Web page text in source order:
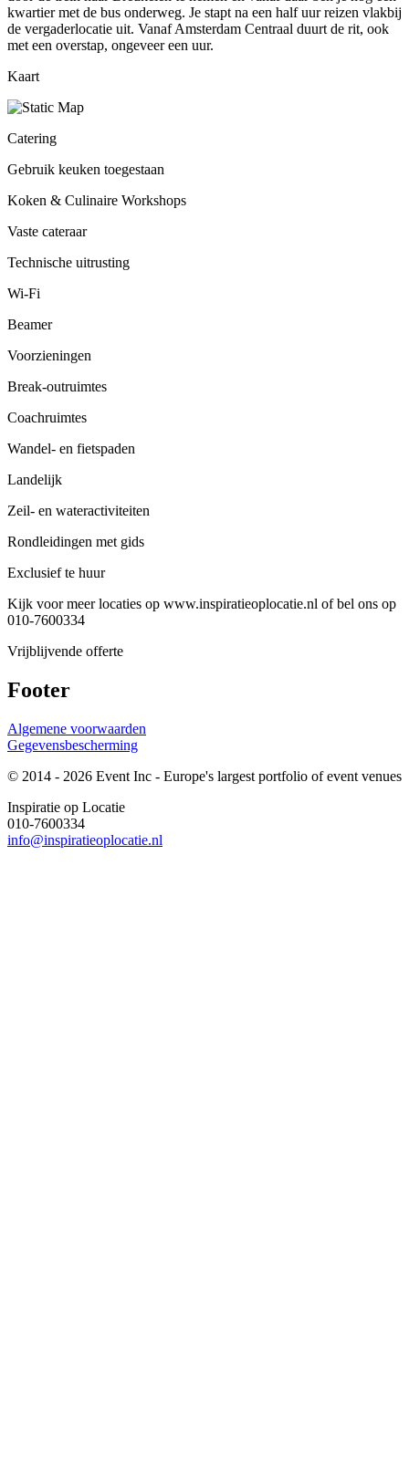
kwartier met de bus onderweg. Je stapt na een half uur reizen vlakbij
de vergaderlocatie uit. Vanaf Amsterdam Centraal duurt de rit, ook
met een overstap, ongeveer een uur.
Kaart
Catering
Gebruik keuken toegestaan
Koken & Culinaire Workshops
Vaste cateraar
Technische uitrusting
Wi-Fi
Beamer
Voorzieningen
Break-outruimtes
Coachruimtes
Wandel- en fietspaden
Landelijk
Zeil- en wateractiviteiten
Rondleidingen met gids
Exclusief te huur
Kijk voor meer locaties op www.inspiratieoplocatie.nl of bel ons op
010-7600334
Vrijblijvende offerte
Footer
Algemene voorwaarden
Gegevensbescherming
© 2014 - 2026 Event Inc - Europe's largest portfolio of event venues
Inspiratie op Locatie
010-7600334
info@inspiratieoplocatie.nl